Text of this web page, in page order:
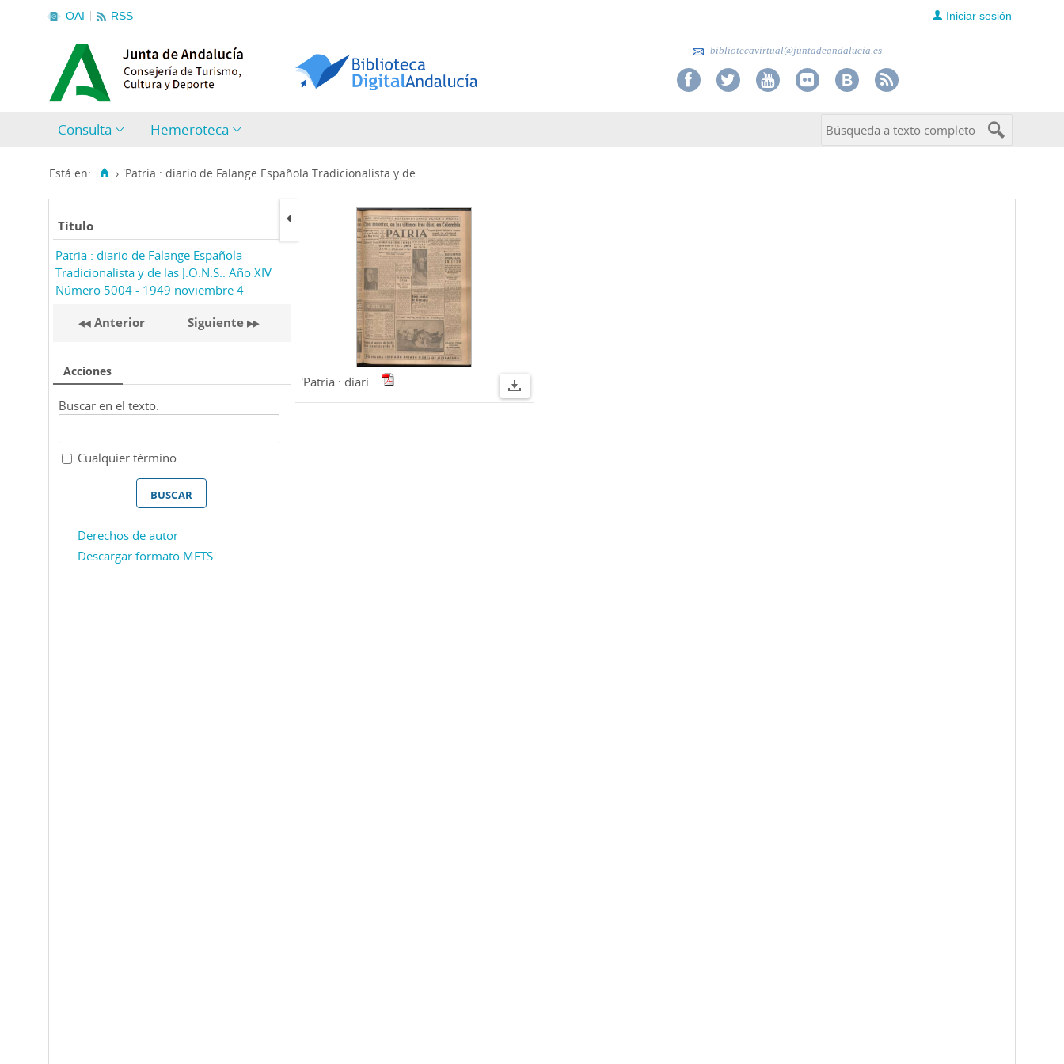
OAI RSS Iniciar sesión
bibliotecavirtual@juntadeandalucia.es
Consulta Hemeroteca
Está en: › 'Patria : diario de Falange Española Tradicionalista y de...
Título
Patria : diario de Falange Española
Tradicionalista y de las J.O.N.S.: Año XIV
Número 5004 - 1949 noviembre 4
Anterior Siguiente
Acciones
Buscar en el texto:
Cualquier término
Derechos de autor
Descargar formato METS
'Patria : diari...